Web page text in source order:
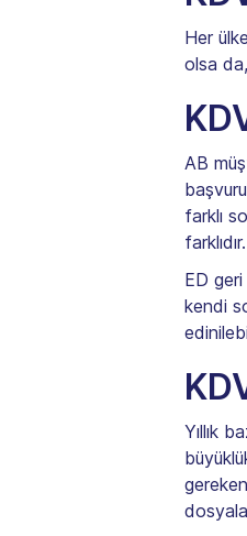
Her
olsa
AB
farklı
farklıdır.
ED
kendi
Yıllık